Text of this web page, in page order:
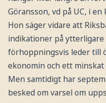
Göransson, vd på UC, i en
Hon säger vidare att
indikationer på
förhoppningsvis leder till
ekonomin och ett
Men samtidigt har
besked om varsel om